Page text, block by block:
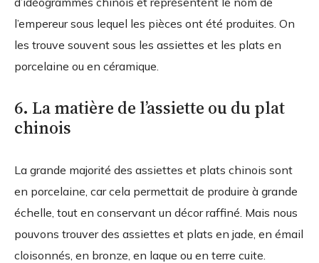
l’empereur sous lequel les pièces ont été produites. On
les trouve souvent sous les assiettes et les plats en
porcelaine ou en céramique.
6. La matière de l’assiette ou du plat
chinois
La grande majorité des assiettes et plats chinois sont
en porcelaine, car cela permettait de produire à grande
échelle, tout en conservant un décor raffiné. Mais nous
pouvons trouver des assiettes et plats en jade, en émail
cloisonnés, en bronze, en laque ou en terre cuite.